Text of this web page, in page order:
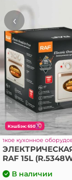
КэшБэк: 650
‹
кухонное
RAF 15L
В наличии